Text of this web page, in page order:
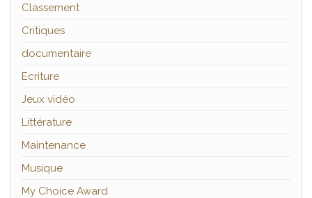
Classement
Critiques
documentaire
Ecriture
Jeux vidéo
Littérature
Maintenance
Musique
My Choice Award